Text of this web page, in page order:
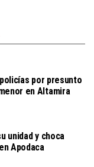
por presunto
en Altamira
unidad y choca
Apodaca